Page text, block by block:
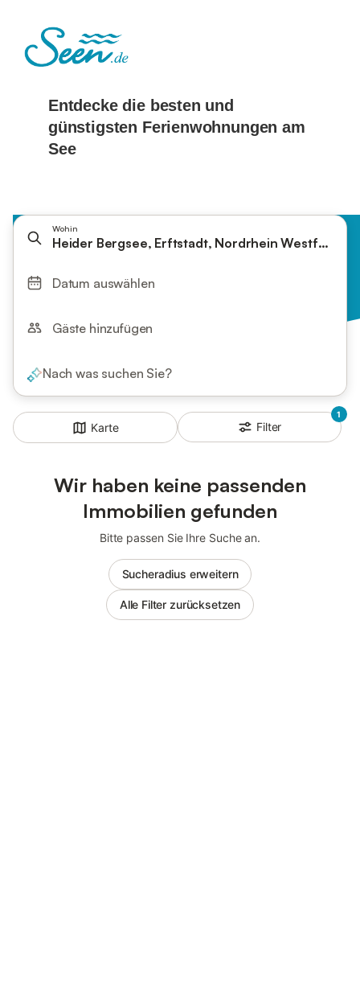
Wohin
Heider Bergsee, Erftstadt, Nordrhein Westfalen,
Datum auswählen
Gäste hinzufügen
Nach was suchen Sie?
Karte
1
Filter
Wir haben keine passenden
Immobilien gefunden
Bitte passen Sie Ihre Suche an.
Sucheradius erweitern
Alle Filter zurücksetzen